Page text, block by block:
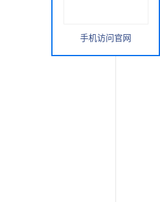
手机访问官网